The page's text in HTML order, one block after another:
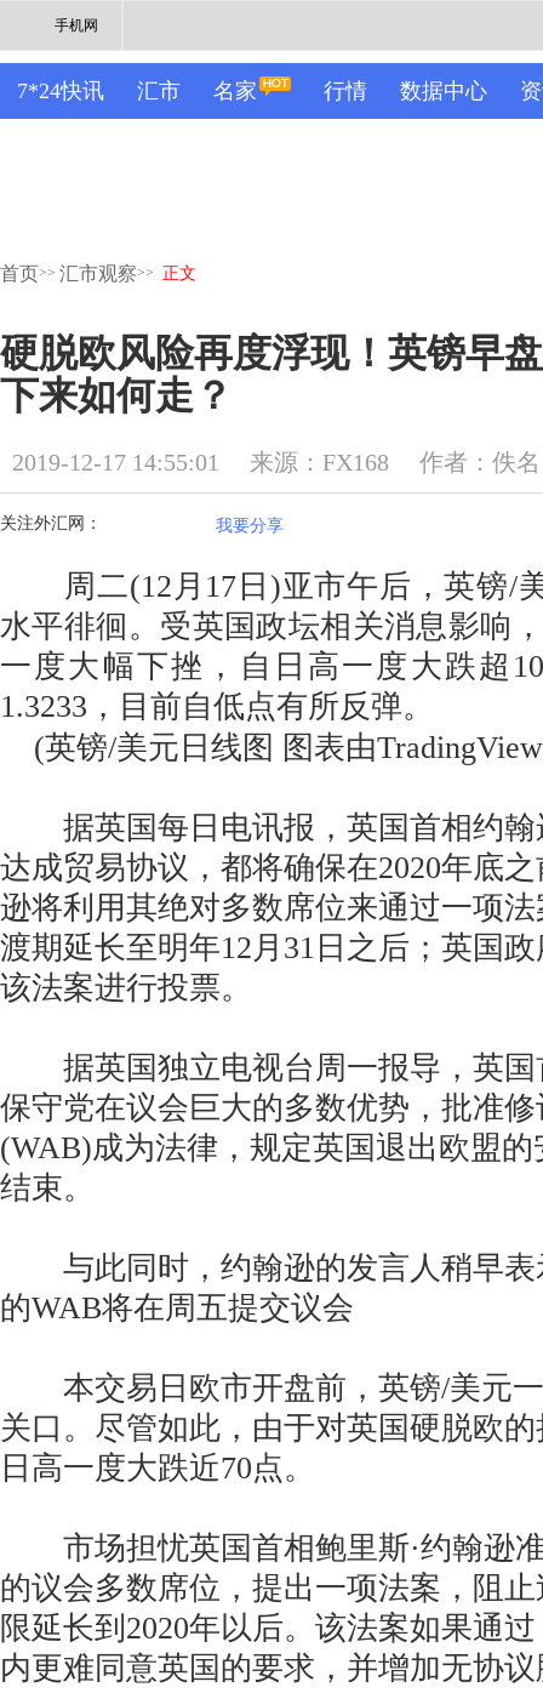
手机网
7*24快讯 汇市 名家 行情 数据中心
首页>> 汇市观察>> 正文
硬脱欧风险再度浮现！英镑早
下来如何走？
2019-12-17 14:55:01 来源：FX168 作者：佚名
关注外汇网： 我要分享
周二(12月17日)亚市午后，英镑/美
水平徘徊。受英国政坛相关消息影响
一度大幅下挫，自日高一度大跌超
1.3233，目前自低点有所反弹。
(英镑/美元日线图 图表由
据英国每日电讯报，英国首相约翰
达成贸易协议，都将确保在2020年底
逊将利用其绝对多数席位来通过一项
渡期延长至明年12月31日之后；英国
该法案进行投票。
据英国独立电视台周一报导，英国
保守党在议会巨大的多数优势，批准
(WAB)成为法律，规定英国退出欧盟
结束。
与此同时，约翰逊的发言人稍早表
的WAB将在周五提交议会
本交易日欧市开盘前，英镑/美元一
关口。尽管如此，由于对英国硬脱欧
日高一度大跌近70点。
市场担忧英国首相鲍里斯·约翰逊
的议会多数席位，提出一项法案，阻
限延长到2020年以后。该法案如果通
内更难同意英国的要求，并增加无协